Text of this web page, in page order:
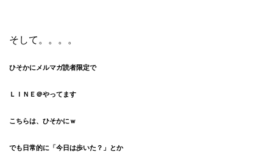
そして。。。。
ひそかにメルマガ読者限定で
ＬＩＮＥ＠やってます
こちらは、ひそかにｗ
でも日常的に「今日は歩いた？」とか